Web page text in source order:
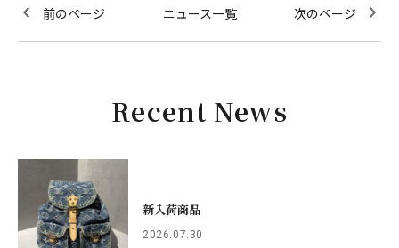
前のページ ニュース一覧 次のページ
Recent News
新入荷商品
2026.07.30